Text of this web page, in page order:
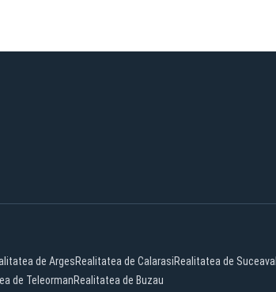
de ArgesRealitatea de CalarasiRealitatea de Suceava
de TeleormanRealitatea de Buzau